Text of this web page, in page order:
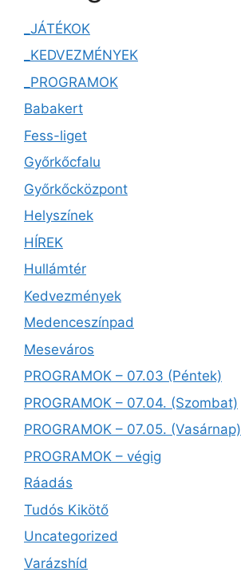
_JÁTÉKOK
_KEDVEZMÉNYEK
_PROGRAMOK
Babakert
Fess-liget
Győrkőcfalu
Győrkőcközpont
Helyszínek
HÍREK
Hullámtér
Kedvezmények
Medenceszínpad
Meseváros
PROGRAMOK – 07.03 (Péntek)
PROGRAMOK – 07.04. (Szombat)
PROGRAMOK – 07.05. (Vasárnap)
PROGRAMOK – végig
Ráadás
Tudós Kikötő
Uncategorized
Varázshíd